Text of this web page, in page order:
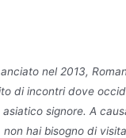
nel 2013,
di incontri dove
signore. A
hai bisogno di